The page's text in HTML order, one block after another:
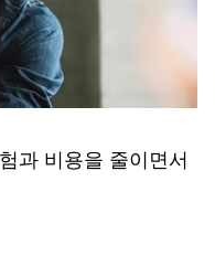
과 비용을 줄이면서